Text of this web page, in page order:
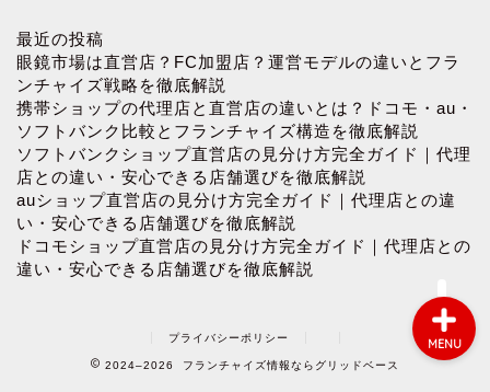
最近の投稿
眼鏡市場は直営店？FC加盟店？運営モデルの違いとフラ
ンチャイズ戦略を徹底解説
携帯ショップの代理店と直営店の違いとは？ドコモ・au・
ソフトバンク比較とフランチャイズ構造を徹底解説
ソフトバンクショップ直営店の見分け方完全ガイド｜代理
店との違い・安心できる店舗選びを徹底解説
auショップ直営店の見分け方完全ガイド｜代理店との違
い・安心できる店舗選びを徹底解説
ドコモショップ直営店の見分け方完全ガイド｜代理店との
違い・安心できる店舗選びを徹底解説
プライバシーポリシー
2024–2026 フランチャイズ情報ならグリッドベース
MENU
お問い合わせ
プロフィール
プライバシーポリシー